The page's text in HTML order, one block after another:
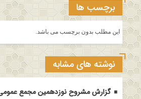
برچسب ها
این مطلب بدون برچسب می باشد.
نوشته های مشابه
گزارش مشروح نوزدهمین مجمع عمومی